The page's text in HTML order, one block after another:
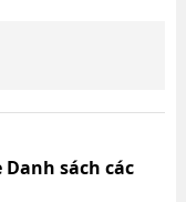
sách các